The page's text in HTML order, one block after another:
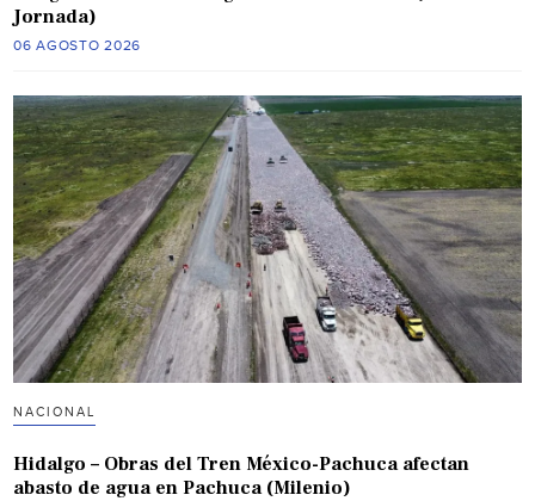
Jornada)
06 AGOSTO 2026
NACIONAL
Hidalgo – Obras del Tren México-Pachuca afectan
abasto de agua en Pachuca (Milenio)